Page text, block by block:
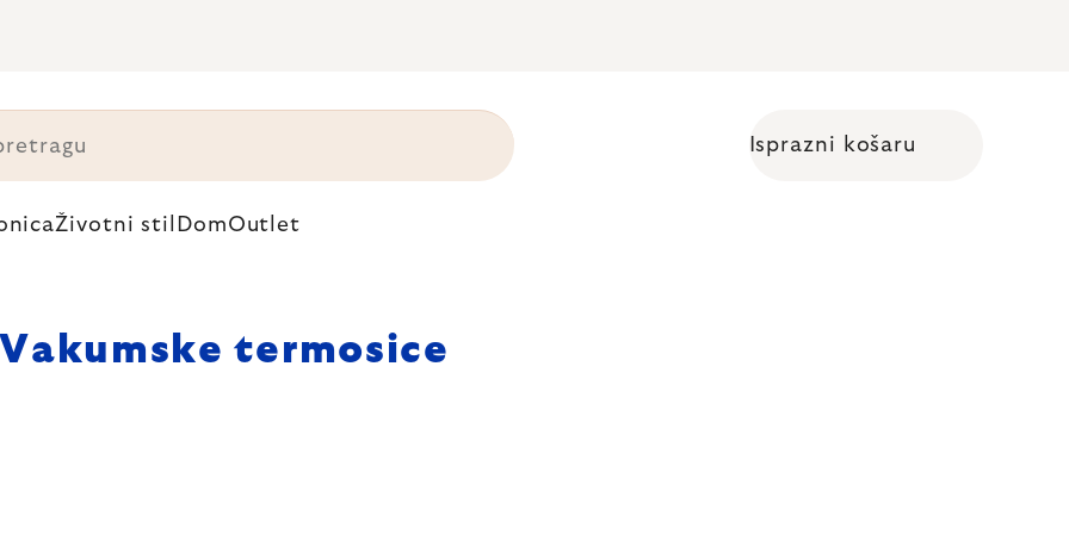
Isprazni košaru
Životni stil DomOutlet
Vakumske termosice